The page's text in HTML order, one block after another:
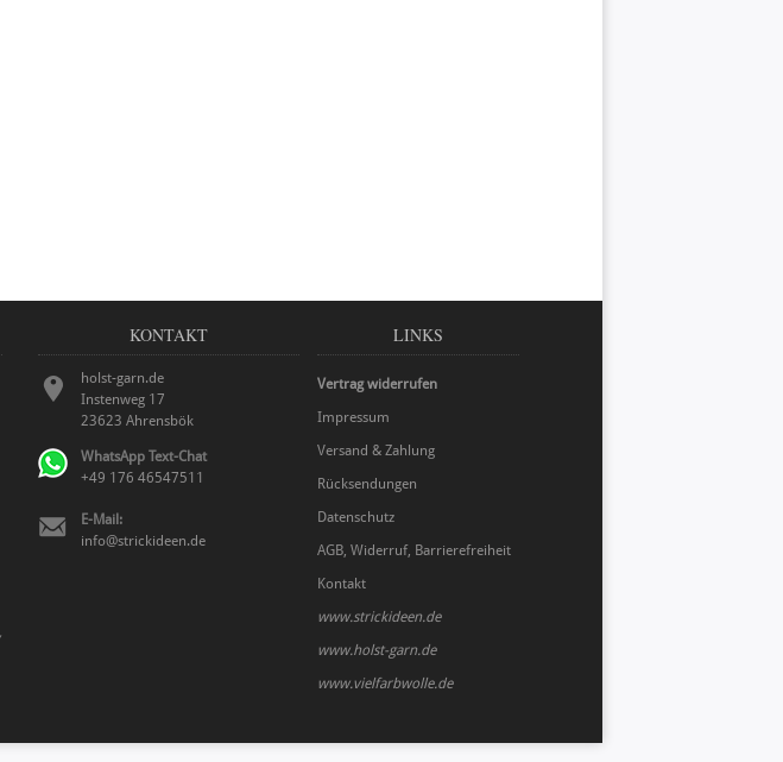
KONTAKT
holst-garn.de
Instenweg 17
23623 Ahrensbök
WhatsApp Text-Chat
+49 176 46547511
E-Mail:
info@strickideen.de
LINKS
Vertrag widerrufen
Impressum
Versand & Zahlung
Rücksendungen
Datenschutz
AGB, Widerruf, Barrierefreiheit
Kontakt
www.strickideen.de
www.holst-garn.de
www.vielfarbwolle.de